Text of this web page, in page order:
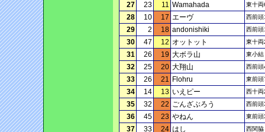
27 23 11 Wamahada 東十両
28 10 17 エーヴ 西前
29 2 18 andonishiki 西前
30 47 12 オットット 東十両
31 26 19 大ボラ山 東小結
32 25 20 大翔山 西前頭
33 26 21 Flohru 東前頭
34 14 13 いえピー 西十両
35 32 22 ごんざぶろう 西前頭
36 45 23 やねん 東前頭
37 33 24 はし 西関脇